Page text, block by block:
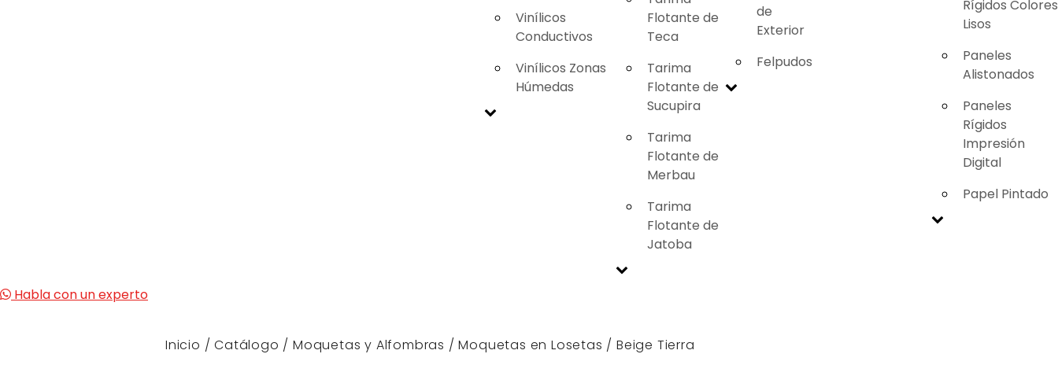
Vinílicos
Conductivos
Vinílicos Zonas
Húmedas
Flotante de
Teca
Tarima
Flotante de
Sucupira
Tarima
Flotante de
Merbau
Tarima
Flotante de
Jatoba
de
Exterior
Felpudos
Rígidos Colores
Lisos
Paneles
Alistonados
Paneles
Rígidos
Impresión
Digital
Papel Pintado
Habla con un experto
Inicio /Catálogo /Moquetas y Alfombras /Moquetas en Losetas / Beige Tierra